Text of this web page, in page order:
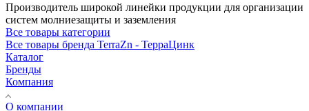
Производитель широкой линейки продукции для организации
систем молниезащиты и заземления
Все товары категории
Все товары бренда TerraZn - ТерраЦинк
Каталог
Бренды
Компания
О компании